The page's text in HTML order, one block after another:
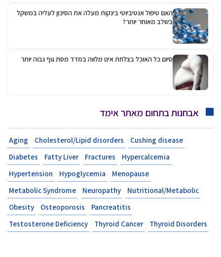
האם טיפול אנטיביוטי בינקות מעלה את הסיכון לעליה במשקל
בשלב מאוחר יותר?
סיום כל האוכל בצלחת אינו מלווה במדד מסת גוף גבוה יותר
אבחנות בתחום מאתר אימד
Aging Cholesterol/Lipid disorders
Cushing disease
Diabetes
Fatty Liver Fractures
Hypercalcemia
Hypertension
Hypoglycemia
Menopause
Metabolic Syndrome
Neuropathy
Nutritional/Metabolic
Obesity
Osteoporosis
Pancreatitis
Testosterone Deficiency
Thyroid Cancer Thyroid Disorders